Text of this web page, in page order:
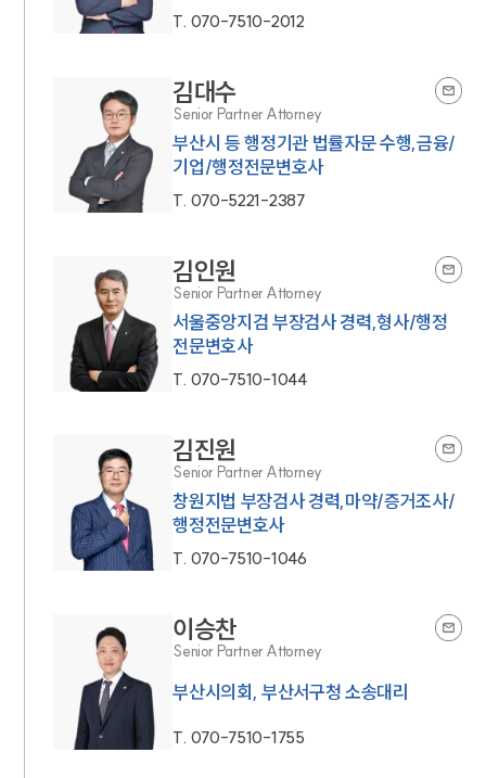
T. 070-7510-2012
김대수
Senior Partner Attorney
부산시 등 행정기관 법률자문 수행,금융/
기업/행정전문변호사
T. 070-5221-2387
김인원
Senior Partner Attorney
서울중앙지검 부장검사 경력,형사/행정
전문변호사
T. 070-7510-1044
김진원
Senior Partner Attorney
창원지법 부장검사 경력,마약/증거조사/
행정전문변호사
T. 070-7510-1046
이승찬
Senior Partner Attorney
부산시의회, 부산서구청 소송대리
T. 070-7510-1755